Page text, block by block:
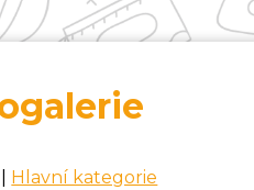
Hlavní kategorie